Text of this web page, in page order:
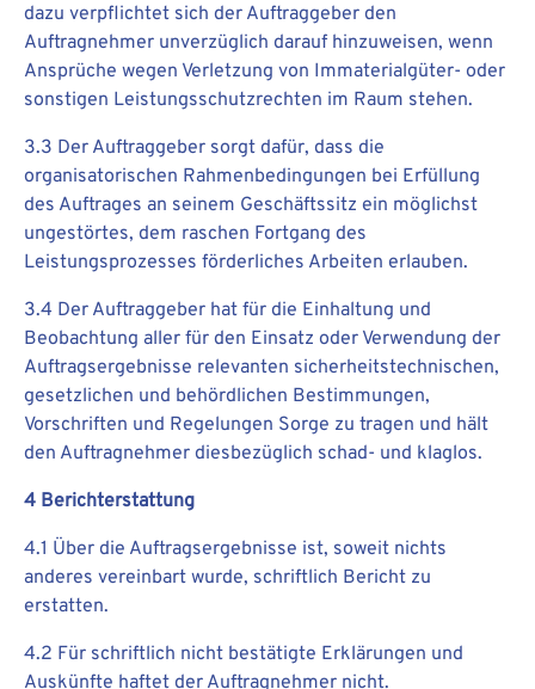
dazu verpflichtet sich der Auftraggeber den
Auftragnehmer unverzüglich darauf hinzuweisen, wenn
Ansprüche wegen Verletzung von Immaterialgüter- oder
sonstigen Leistungsschutzrechten im Raum stehen.
3.3 Der Auftraggeber sorgt dafür, dass die
organisatorischen Rahmenbedingungen bei Erfüllung
des Auftrages an seinem Geschäftssitz ein möglichst
ungestörtes, dem raschen Fortgang des
Leistungsprozesses förderliches Arbeiten erlauben.
3.4 Der Auftraggeber hat für die Einhaltung und
Beobachtung aller für den Einsatz oder Verwendung der
Auftragsergebnisse relevanten sicherheitstechnischen,
gesetzlichen und behördlichen Bestimmungen,
Vorschriften und Regelungen Sorge zu tragen und hält
den Auftragnehmer diesbezüglich schad- und klaglos.
4 Berichterstattung
4.1 Über die Auftragsergebnisse ist, soweit nichts
anderes vereinbart wurde, schriftlich Bericht zu
erstatten.
4.2 Für schriftlich nicht bestätigte Erklärungen und
Auskünfte haftet der Auftragnehmer nicht.